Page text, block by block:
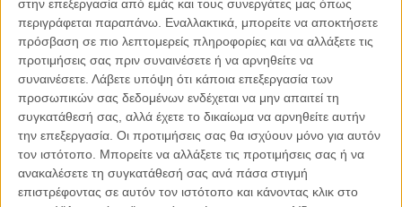
στην επεξεργασία από εμάς και τους συνεργάτες μας όπως
περιγράφεται παραπάνω. Εναλλακτικά, μπορείτε να αποκτήσετε
πρόσβαση σε πιο λεπτομερείς πληροφορίες και να αλλάξετε τις
προτιμήσεις σας πριν συναινέσετε ή να αρνηθείτε να
συναινέσετε. Λάβετε υπόψη ότι κάποια επεξεργασία των
προσωπικών σας δεδομένων ενδέχεται να μην απαιτεί τη
συγκατάθεσή σας, αλλά έχετε το δικαίωμα να αρνηθείτε αυτήν
την επεξεργασία. Οι προτιμήσεις σας θα ισχύουν μόνο για αυτόν
τον ιστότοπο. Μπορείτε να αλλάξετε τις προτιμήσεις σας ή να
ανακαλέσετε τη συγκατάθεσή σας ανά πάσα στιγμή
επιστρέφοντας σε αυτόν τον ιστότοπο και κάνοντας κλικ στο
στοίχημα που οφείλουμε και πρέπει να κερδίσουμε. Οι κύριοι
άξονες του εθνικού Σχεδίου Ανάκαμψης και Ανθεκτικότητας
αφορούν επενδύσεις και μεταρρυθμίσεις στη δημόσια υγεία
και την πολιτική προστασία, την πράσινη οικονομία, την
ανταγωνιστικότητα και την ανθεκτικότητα της οικονομίας,
τη ψηφιακή μετάβαση και θέματα αγοράς εργασίας.
Η ανάπτυξη βέβαια δεν έρχεται μόνο με οικονομικούς
πόρους. Προέρχεται κυρίως από τις μεταρρυθμίσεις. Οι